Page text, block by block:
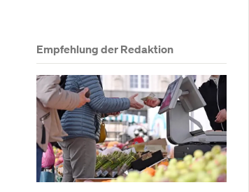
Empfehlung der Redaktion